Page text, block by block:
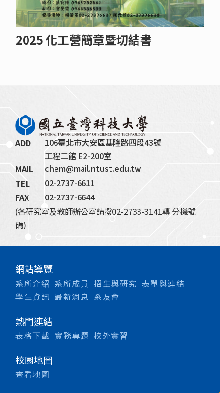
2025 化工營簡章暨切結書
ADD
106臺北市大安區基隆路四段43號
工程二館 E2-200室
MAIL
chem@mail.ntust.edu.tw
TEL
02-2737-6611
FAX
02-2737-6644
(各研究室及教師辦公室請撥02-2733-3141轉 分機號
碼)
網站導覽
系所介紹 系所成員 招生與研究 表單與連結
學生資訊 最新消息 系友會
熱門連結
表格下載 實務專題 校外實習
校園地圖
查看地圖